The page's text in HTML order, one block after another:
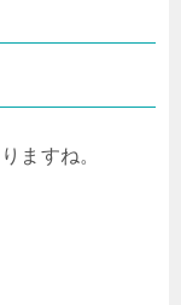
ますね。